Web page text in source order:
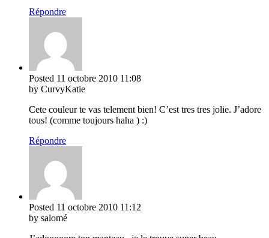
Répondre
Posted 11 octobre 2010 11:08
by CurvyKatie
Cete couleur te vas telement bien! C’est tres tres jolie. J’adore
tous! (comme toujours haha ) :)
Répondre
Posted 11 octobre 2010 11:12
by salomé